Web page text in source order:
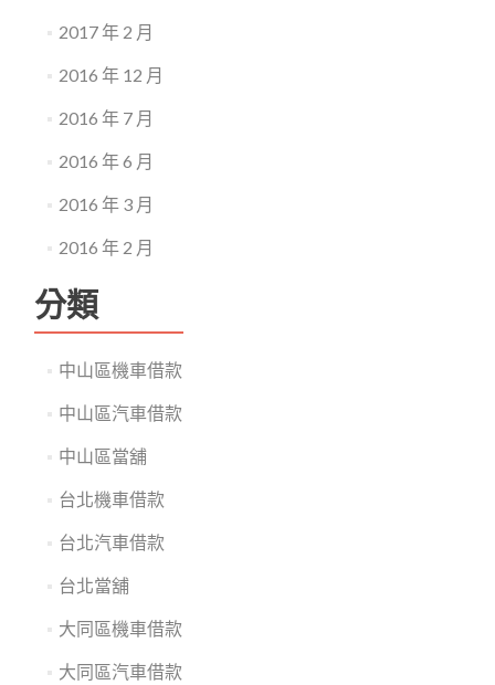
2017 年 2 月
2016 年 12 月
2016 年 7 月
2016 年 6 月
2016 年 3 月
2016 年 2 月
分類
中山區機車借款
中山區汽車借款
中山區當舖
台北機車借款
台北汽車借款
台北當舖
大同區機車借款
大同區汽車借款